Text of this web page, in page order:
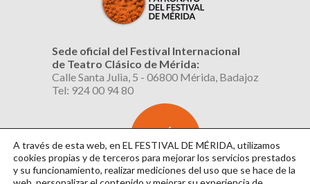
Sede oficial del Festival Internacional
de Teatro Clásico de Mérida:
Calle Santa Julia, 5 - 06800 Mérida, Badajoz
Tel: 924 00 94 80
SUSCRÍBETE
AL BOLETÍN
A través de esta web, en EL FESTIVAL DE MÉRIDA, utilizamos
cookies propias y de terceros para mejorar los servicios prestados
y su funcionamiento, realizar mediciones del uso que se hace de la